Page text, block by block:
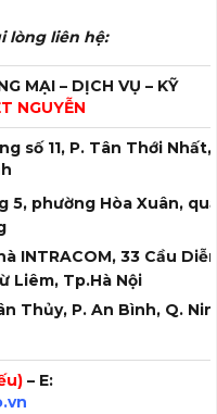
lòng liên hệ:
MẠI – DỊCH VỤ – KỸ
NGUYỄN
số 11, P. Tân Thới Nhất,
5, phường Hòa Xuân,
INTRACOM, 33 Cầu
Liêm, Tp.Hà Nội
Thủy, P. An Bình, Q.
– E: